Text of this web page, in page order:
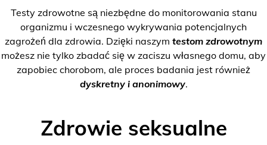
Testy zdrowotne są niezbędne do monitorowania stanu
organizmu i wczesnego wykrywania potencjalnych
zagrożeń dla zdrowia. Dzięki naszym testom zdrowotnym
możesz nie tylko zbadać się w zaciszu własnego domu, aby
zapobiec chorobom, ale proces badania jest również
dyskretny i anonimowy.
Zdrowie seksualne